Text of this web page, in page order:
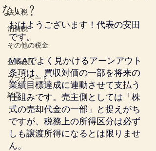
法人税
消費税
その他の税金
企業会計
プライベート
経営
ない？
おはようございます！代表の安田
です。
M&Aでよく見かけるアーンアウト
条項は、買収対価の一部を将来の
業績目標達成に連動させて支払う
仕組みです。売主側としては「株
式の売却代金の一部」と捉えがち
ですが、税務上の所得区分は必ず
しも譲渡所得になるとは限りませ
ん。